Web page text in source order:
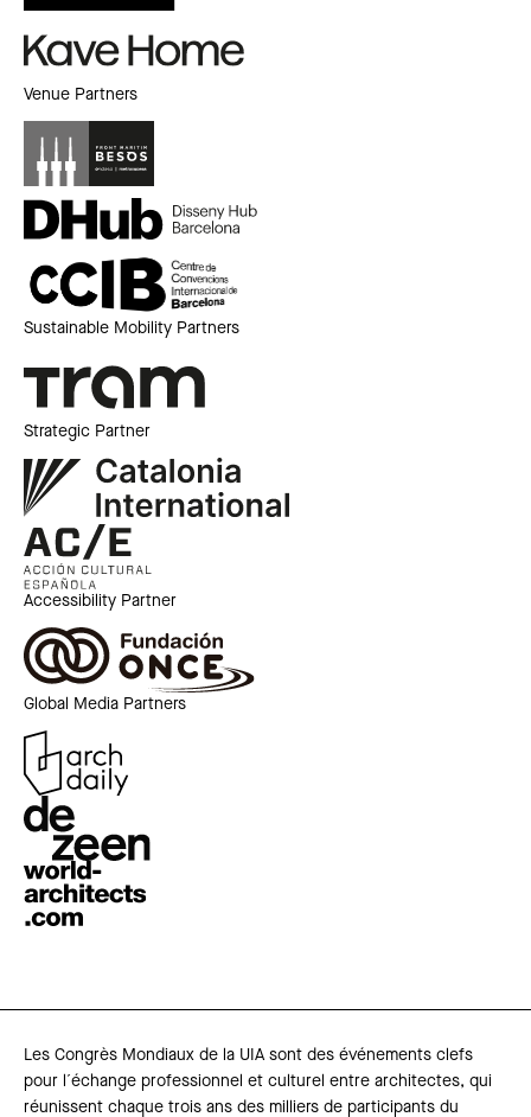
Venue Partners
Sustainable Mobility Partners
Strategic Partner
Accessibility Partner
Global Media Partners
Les Congrès Mondiaux de la UIA sont des événements clefs
pour l´échange professionnel et culturel entre architectes, qui
réunissent chaque trois ans des milliers de participants du